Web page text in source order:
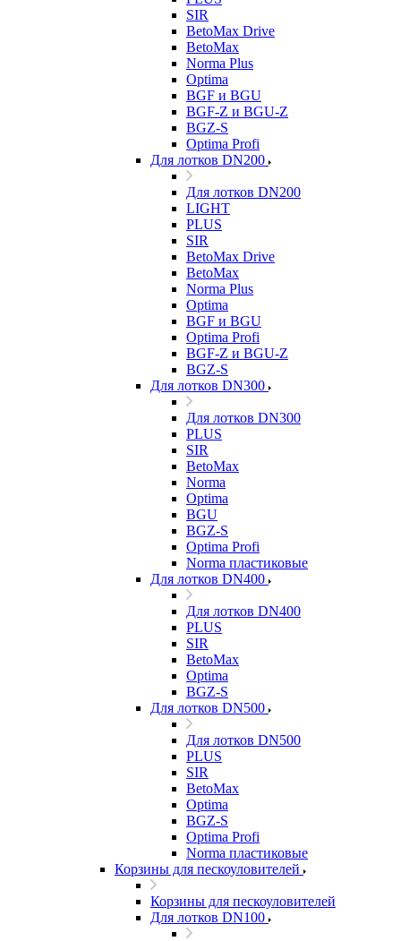
SIR
BetoMax Drive
BetoMax
Norma Plus
Optima
BGF и BGU
BGF-Z и BGU-Z
BGZ-S
Optima Profi
Для лотков DN200
Для лотков DN200
LIGHT
PLUS
SIR
BetoMax Drive
BetoMax
Norma Plus
Optima
BGF и BGU
Optima Profi
BGF-Z и BGU-Z
BGZ-S
Для лотков DN300
Для лотков DN300
PLUS
SIR
BetoMax
Norma
Optima
BGU
BGZ-S
Optima Profi
Norma пластиковые
Для лотков DN400
Для лотков DN400
PLUS
SIR
BetoMax
Optima
BGZ-S
Для лотков DN500
Для лотков DN500
PLUS
SIR
BetoMax
Optima
BGZ-S
Optima Profi
Norma пластиковые
Корзины для пескоуловителей
Корзины для пескоуловителей
Для лотков DN100